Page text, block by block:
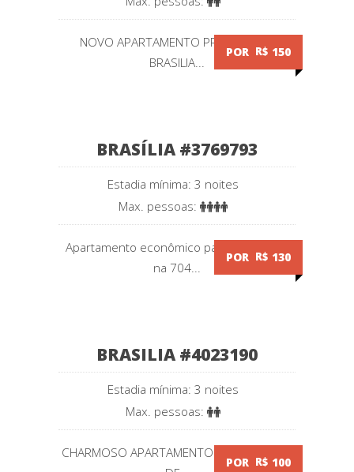
NOVO APARTAMENTO PROXIMO AO
BRASILIA...
POR R$ 150
BRASÍLIA #3769793
Estadia mínima: 3 noites
Max. pessoas:
Apartamento econômico para 4 pessoas
na 704...
POR R$ 130
BRASILIA #4023190
Estadia mínima: 3 noites
Max. pessoas:
CHARMOSO APARTAMENTO NO CORAÇÃO
POR R$ 100